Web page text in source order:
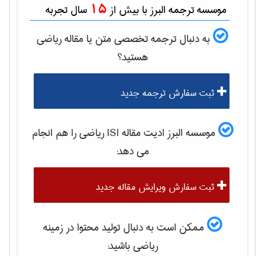
موسسه ترجمه البرز با بیش از 15 سال تجربه
به دنبال ترجمه تخصصی متن یا مقالهرياضی
هستید؟
ثبت سفارش ترجمه جدید
موسسه البرز ادیت مقاله ISI رياضیرا هم انجام
می دهد:
ثبت سفارش ویرایش مقاله جدید
ممکن است به دنبال تولید محتوا در زمینه
رياضیباشید: